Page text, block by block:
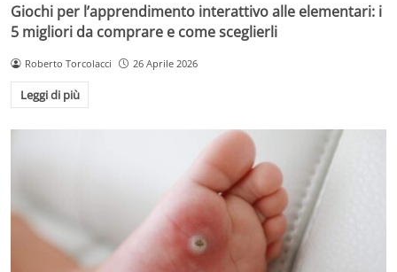
Giochi per l’apprendimento interattivo alle elementari: i
5 migliori da comprare e come sceglierli
Roberto Torcolacci 26 Aprile 2026
Leggi di più